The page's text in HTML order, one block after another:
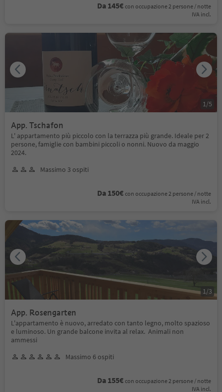
Da 145€ con occupazione 2 persone / notte
IVA incl.
App. Tschafon
L' appartamento più piccolo con la terrazza più grande. Ideale per 2
persone, famiglie con bambini piccoli o nonni. Nuovo da maggio
2024.
Massimo 3 ospiti
Da 150€ con occupazione 2 persone / notte
IVA incl.
1 /5
App. Rosengarten
L'appartamento è nuovo, arredato con tanto legno, molto spazioso
e luminoso. Un grande balcone invita al relax. Animali non
ammessi
Massimo 6 ospiti
Da 155€ con occupazione 2 persone / notte
IVA incl.
1/3